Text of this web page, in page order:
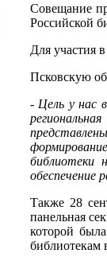
Совещание
Российской
Для участия
Псковскую
- Цель у нас
библиотеки
обеспечение
Также 28
панельная
которой
библиотекам